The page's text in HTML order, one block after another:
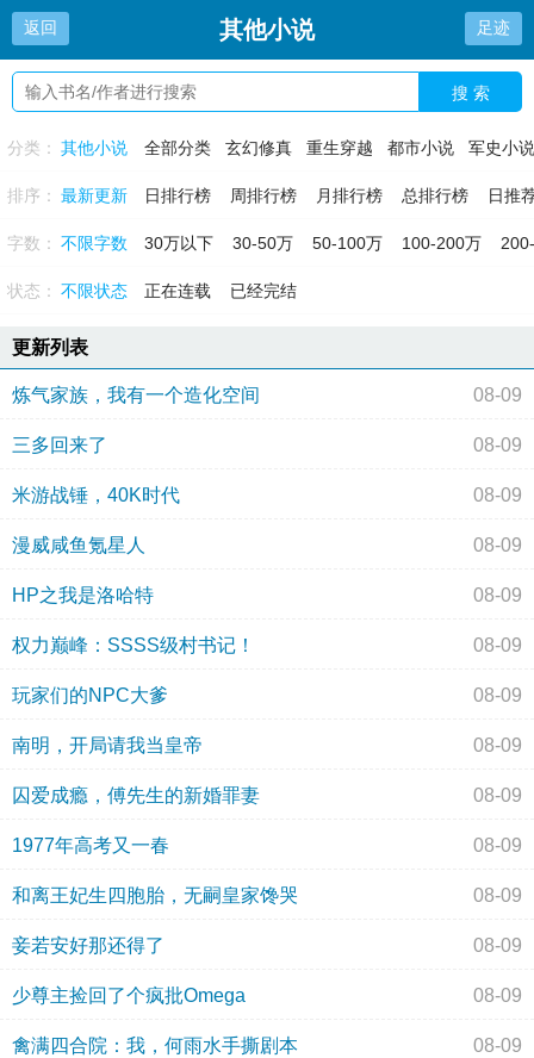
返回 其他小说 足迹
搜 索
分类： 全部分类 玄幻修真 重生穿越 都市小说 军史小说
其他小说
排序： 日排行榜 周排行榜 月排行榜 总排行榜 日推
最新更新
字数： 不限字数 30万以下 30-50万 50-100万 100-200万
状态： 不限状态 正在连载 已经完结
更新列表
炼气家族，我有一个造化空间 08-09
三多回来了 08-09
米游战锤，40K时代 08-09
漫威咸鱼氪星人 08-09
HP之我是洛哈特 08-09
权力巅峰：SSSS级村书记！ 08-09
玩家们的NPC大爹 08-09
南明，开局请我当皇帝 08-09
囚爱成瘾，傅先生的新婚罪妻 08-09
1977年高考又一春 08-09
和离王妃生四胞胎，无嗣皇家馋哭 08-09
妾若安好那还得了 08-09
少尊主捡回了个疯批Omega 08-09
禽满四合院：我，何雨水手撕剧本 08-09